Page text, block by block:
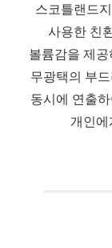
스코틀랜드
사용한 친
볼륨감을 제
무광택의 부
동시에 연출
개인에